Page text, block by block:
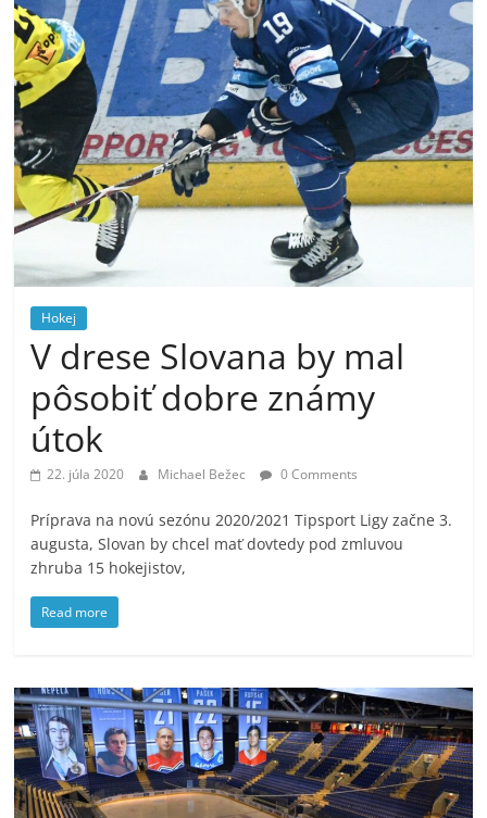
Hokej
V drese Slovana by mal
pôsobiť dobre známy
útok
22. júla 2020 Michael Bežec 0 Comments
Príprava na novú sezónu 2020/2021 Tipsport Ligy začne 3.
augusta, Slovan by chcel mať dovtedy pod zmluvou
zhruba 15 hokejistov,
Read more